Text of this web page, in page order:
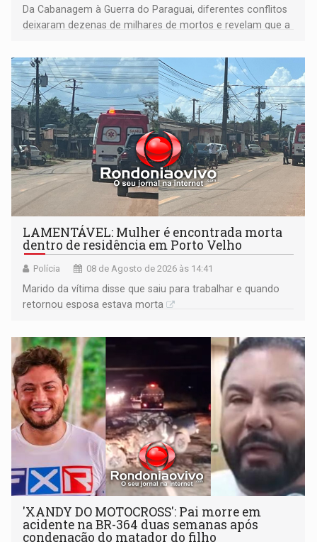
Da Cabanagem à Guerra do Paraguai, diferentes conflitos
deixaram dezenas de milhares de mortos e revelam que a
territoriais e sociais
LAMENTÁVEL: Mulher é encontrada morta
dentro de residência em Porto Velho
Polícia 08 de Agosto de 2026 às 14:41
Marido da vítima disse que saiu para trabalhar e quando
retornou esposa estava morta
'XANDY DO MOTOCROSS': Pai morre em
acidente na BR-364 duas semanas após
condenação do matador do filho